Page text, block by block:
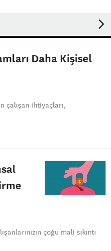
Daha Kişisel
çalışan ihtiyaçları,
çoğu mali sıkıntı